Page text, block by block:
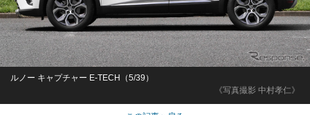
《写真撮影 中村孝仁》
ルノー キャプチャー E-TECH（5/39）